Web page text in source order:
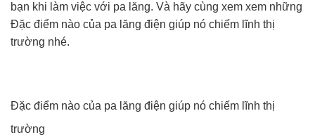
bạn khi làm việc với pa lăng. Và hãy cùng xem xem những
Đặc điểm nào của pa lăng điện giúp nó chiếm lĩnh thị
trường nhé.
Đặc điểm nào của pa lăng điện giúp nó chiếm lĩnh thị
trường